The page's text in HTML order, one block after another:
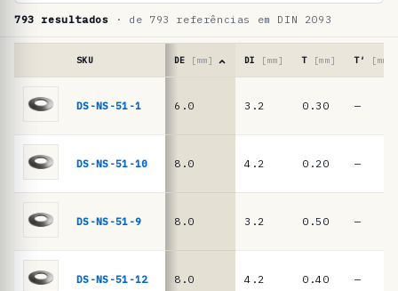
e
l
f
ê
793 resultados · de 793 referências em DIN 2093
molas
prato
2093
DIN
SKU DE [mm] DI [mm] T [mm] T′ [mm]
DS-NS-51-1 6.0 3.2 0.30 —
DS-NS-51-10 8.0 4.2 0.20 —
DS-NS-51-9 8.0 3.2 0.50 —
DS-NS-51-12 8.0 4.2 0.40 —